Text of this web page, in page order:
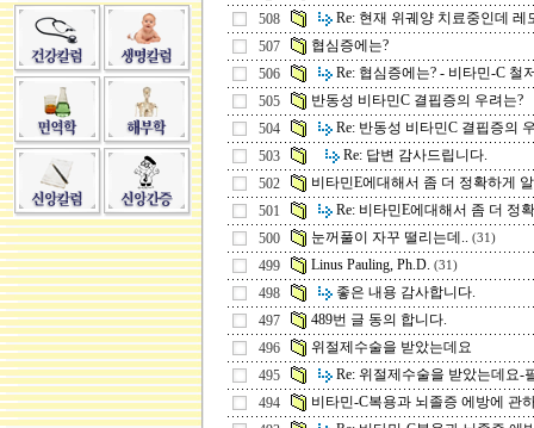
508
Re: 현재 위궤양 치료중인데 레
507
협심증에는?
506
Re: 협심증에는? - 비타민-C 철
505
반동성 비타민C 결핍증의 우려는?
504
Re: 반동성 비타민C 결핍증의
503
Re: 답변 감사드립니다.
502
비타민E에대해서 좀 더 정확하게
501
Re: 비타민E에대해서 좀 더 정
500
눈꺼풀이 자꾸 떨리는데.. (31)
499 Linus Pauling, Ph.D. (31)
498
좋은 내용 감사합니다.
497
489번 글 동의 합니다.
496
위절제수술을 받았는데요
495
Re: 위절제수술을 받았는데요-
494
비타민-C복용과 뇌졸증 에방에 관